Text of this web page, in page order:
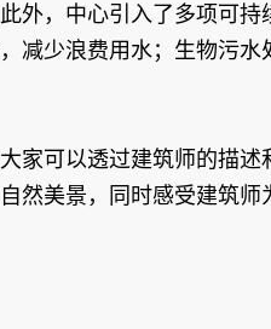
外，中心引入了多项可
减少浪费用水；生物污
家可以透过建筑师的描
然美景，同时感受建筑师